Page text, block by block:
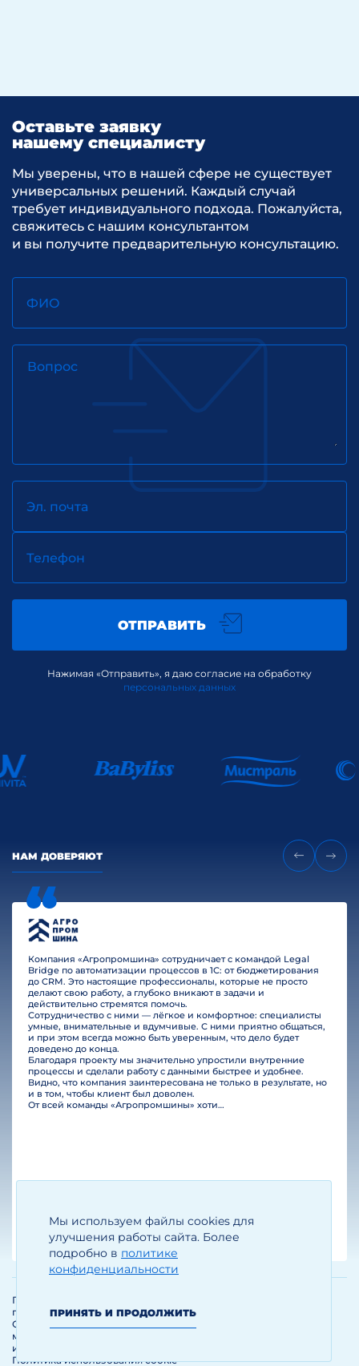
Мы используем файлы cookies для
улучшения работы сайта. Более
подробно в политике
конфиденциальности
ПРИНЯТЬ И ПРОДОЛЖИТЬ
Оставьте заявку
нашему специалисту
Мы уверены, что в нашей сфере не существует
универсальных решений. Каждый случай
требует индивидуального подхода. Пожалуйста,
свяжитесь с нашим консультантом
и вы получите предварительную консультацию.
ФИО
Вопрос
Эл. почта
Телефон
ОТПРАВИТЬ
Нажимая «Отправить», я даю согласие на обработку
персональных данных
НАМ ДОВЕРЯЮТ
Компания «Агропромшина» сотрудничает с командой Legal
Bridge по автоматизации процессов в 1С: от бюджетирования
до CRM. Это настоящие профессионалы, которые не просто
делают свою работу, а глубоко вникают в задачи и
действительно стремятся помочь.
Сотрудничество с ними — лёгкое и комфортное: специалисты
умные, внимательные и вдумчивые. С ними приятно общаться,
и при этом всегда можно быть уверенным, что дело будет
доведено до конца.
Благодаря проекту мы значительно упростили внутренние
процессы и сделали работу с данными быстрее и удобнее.
Видно, что компания заинтересована не только в результате, но
и в том, чтобы клиент был доволен.
От всей команды «Агропромшины» хотим поблагодарить специалистов Legal Bridge за отличную работу и человеческое отношение.…
Егизарян И.А.
Генеральный директор
Политика обработки и защиты
персональных данных
Политика использования cookie-
Соглашение об использовании
материалов и сервисов
интернет-сайта